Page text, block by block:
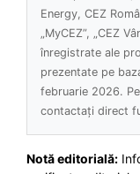
Energy, CEZ
„MyCEZ”, „CEZ
înregistrate ale
prezentate pe
februarie 2026.
contactați direct
Notă editorială: